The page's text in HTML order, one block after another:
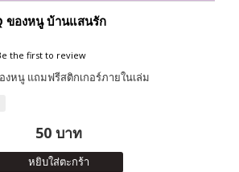
ของหนู บ้านแสนรัก
the first to review
งหนู แถมฟรีสติกเกอร์ภายในเล่ม
50 บาท
หยิบใส่ตะกร้า